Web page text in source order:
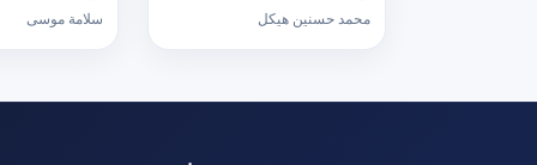
حسنين هيكل مجانا [كامل]
محمد حسنين هيكل
موسى مجانا
سلامة موسى